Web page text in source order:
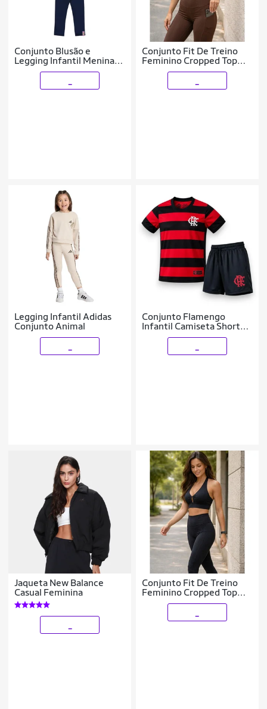
Conjunto Blusão e
Legging Infantil Menina
Bee Loop
Conjunto Fit De Treino
Feminino Cropped Top
Faixa Compressão Calça
Modeladora
Legging Infantil Adidas
Conjunto Animal
Conjunto Flamengo
Infantil Camiseta Shorts
Dry Licenciado
Jaqueta New Balance
Casual Feminina
Conjunto Fit De Treino
Feminino Cropped Top
Faixa Compressão Calça
Modeladora